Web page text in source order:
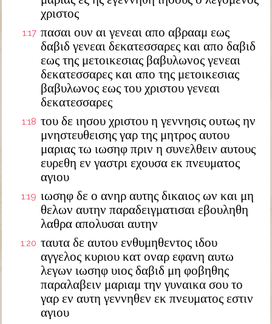
χριστος
1:17 πασαι ουν αι γενεαι απο αβρααμ εως
δαβιδ γενεαι δεκατεσσαρες και απο δαβιδ
εως της μετοικεσιας βαβυλωνος γενεαι
δεκατεσσαρες και απο της μετοικεσιας
βαβυλωνος εως του χριστου γενεαι
δεκατεσσαρες
1:18 του δε ιησου χριστου η γεννησις ουτως ην
μνηστευθεισης γαρ της μητρος αυτου
μαριας τω ιωσηφ πριν η συνελθειν αυτους
ευρεθη εν γαστρι εχουσα εκ πνευματος
αγιου
1:19 ιωσηφ δε ο ανηρ αυτης δικαιος ων και μη
θελων αυτην παραδειγματισαι εβουληθη
λαθρα απολυσαι αυτην
1:20 ταυτα δε αυτου ενθυμηθεντος ιδου
αγγελος κυριου κατ οναρ εφανη αυτω
λεγων ιωσηφ υιος δαβιδ μη φοβηθης
παραλαβειν μαριαμ την γυναικα σου το
γαρ εν αυτη γεννηθεν εκ πνευματος εστιν
αγιου